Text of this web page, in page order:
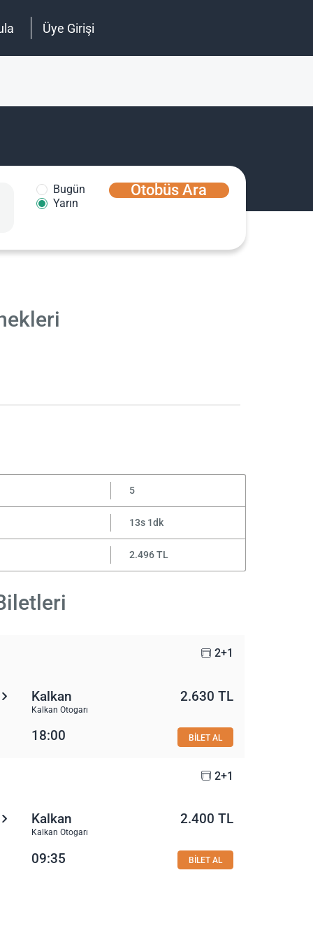
Üye Girişi
Bugün
Yarın
Otobüs Ara
5
13s 1dk
2.496 TL
2+1
Kalkan
Kalkan Otogarı
2.630 TL
18:00 BİLET AL
2+1
Kalkan
Kalkan Otogarı
2.400 TL
09:35 BİLET AL